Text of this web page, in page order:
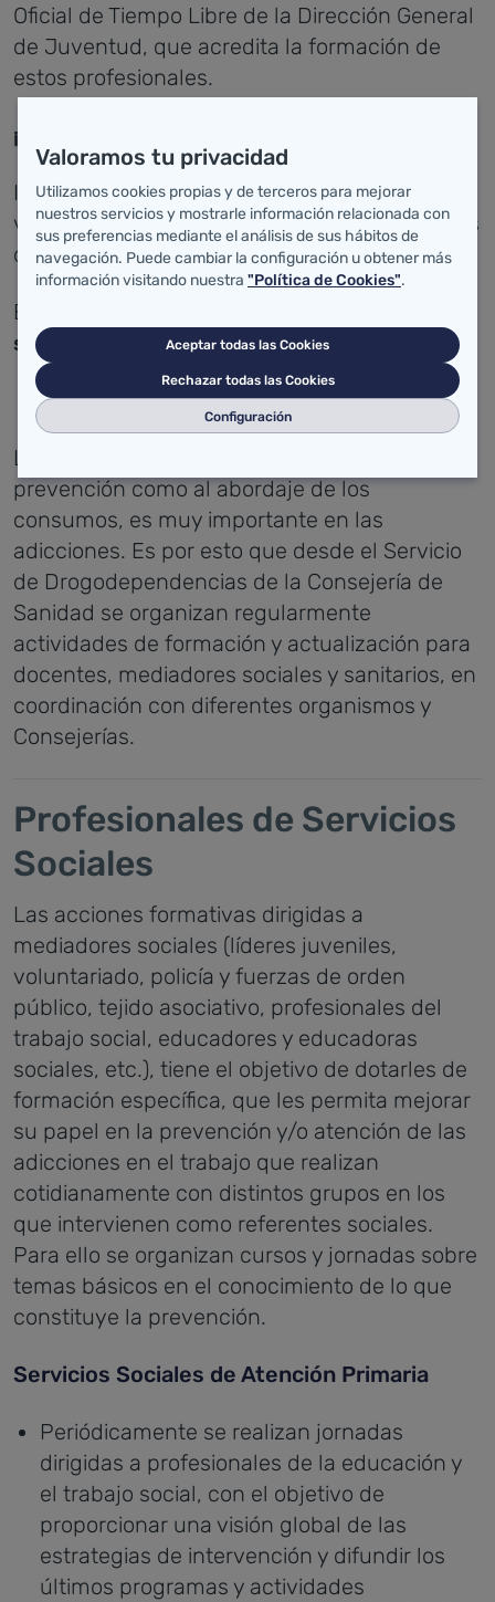
Oficial de Tiempo Libre de la Dirección General
de Juventud, que acredita la formación de
estos profesionales.
¡NOVEDAD! (plazo cerrado)
Inscripciones abiertas para el curso: Pasa la
vida. La prevención selectiva de los consumos
del cannabis.
El plazo para
septiembre de 2025 a las 10:00 h.
La formación, tanto en lo que se refiere a la
prevención como al abordaje de los
consumos, es muy importante en las
adicciones. Es por esto que desde el Servicio
de Drogodependencias de la Consejería de
Sanidad se organizan regularmente
actividades de formación y actualización para
docentes, mediadores sociales y sanitarios, en
coordinación con diferentes organismos y
Consejerías.
Profesionales de Servicios
Sociales
Las acciones formativas dirigidas a
mediadores sociales (líderes juveniles,
voluntariado, policía y fuerzas de orden
público, tejido asociativo, profesionales del
trabajo social, educadores y educadoras
sociales, etc.), tiene el objetivo de dotarles de
formación específica, que les permita mejorar
su papel en la prevención y/o atención de las
adicciones en el trabajo que realizan
cotidianamente con distintos grupos en los
que intervienen como referentes sociales.
Para ello se organizan cursos y jornadas sobre
temas básicos en el conocimiento de lo que
constituye la prevención.
Servicios Sociales de Atención Primaria
Periódicamente se realizan jornadas
dirigidas a profesionales de la educación y
el trabajo social, con el objetivo de
proporcionar una visión global de las
estrategias de intervención y difundir los
últimos programas y actividades
Valoramos tu privacidad
Utilizamos cookies propias y de terceros para mejorar
nuestros servicios y mostrarle información relacionada con
sus preferencias mediante el análisis de sus hábitos de
navegación. Puede cambiar la configuración u obtener más
información visitando nuestra "Política de Cookies".
Aceptar todas las Cookies
Rechazar todas las Cookies
Configuración